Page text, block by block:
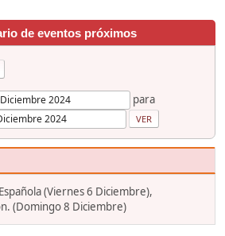
de eventos próximos
para
(Viernes 6 Diciembre),
(Domingo 8 Diciembre)